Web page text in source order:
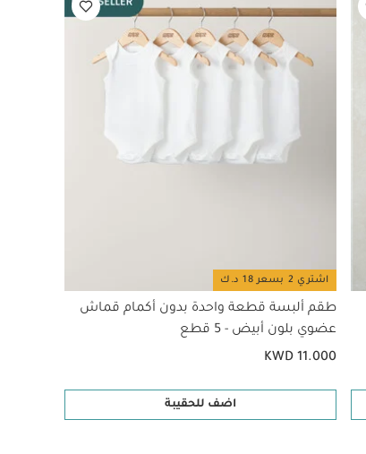
اشتري 2 بسعر 18 د.ك
طقم ألبسة قطعة واحدة بدون أكمام قماش
عضوي بلون أبيض - 5 قطع
KWD 11.000
اضف للحقيبة